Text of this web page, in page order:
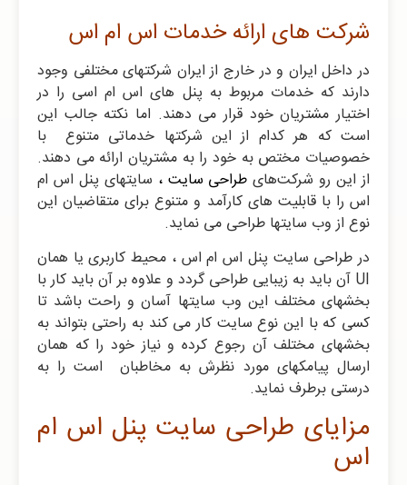
شرکت های ارائه خدمات اس ام اس
در داخل ایران و در خارج از ایران شرکتهای مختلفی وجود
دارند که خدمات مربوط به پنل های اس ام اسی را در
اختیار مشتریان خود قرار می دهند. اما نکته جالب این
است که هر کدام از این شرکتها خدماتی متنوع با
خصوصیات مختص به خود را به مشتریان ارائه می دهند.
از این رو شرکت‌هایطراحی سایت ،سایتهای پنل اس ام
اس را با قابلیت های کارآمد و متنوع برای متقاضیان این
نوع از وب سایتها طراحی می نماید.
در طراحی سایت پنل اس ام اس ، محیط کاربری یا همان
UI آن باید به زیبایی طراحی گردد و علاوه بر آن باید کار با
بخشهای مختلف این وب سایتها آسان و راحت باشد تا
کسی که با این نوع سایت کار می کند به راحتی بتواند به
بخشهای مختلف آن رجوع کرده و نیاز خود را که همان
ارسال پیامکهای مورد نظرش به مخاطبان است را به
درستی برطرف نماید.
مزایای طراحی سایت پنل اس ام
اس